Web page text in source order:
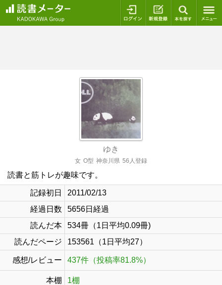
ログイン 新規登録
ゆき
女 O型 神奈川県 56人登録
読書と筋トレが趣味です。
記録初日
2011/02/13
経過日数
5656日経過
読んだ本
534冊（1日平均0.09冊)
読んだページ
153561（1日平均27）
感想/レビュー 437件（投稿率81.8%）
本棚 1棚